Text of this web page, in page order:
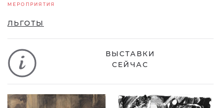
МЕРОПРИЯТИЯ
ЛЬГОТЫ
ВЫСТАВКИ
СЕЙЧАС